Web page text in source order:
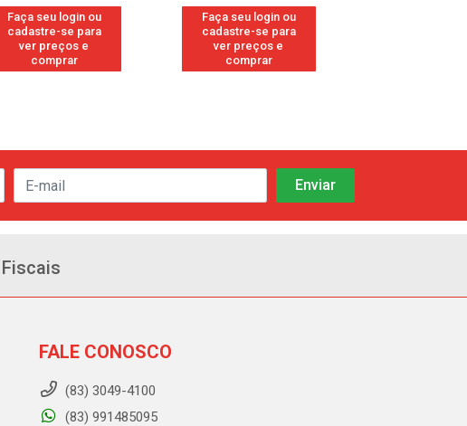
Faça seu login ou
cadastre-se para
ver preços e
comprar
Faça seu login ou
cadastre-se para
ver preços e
comprar
FALE CONOSCO
(83) 3049-4100
(83) 991485095